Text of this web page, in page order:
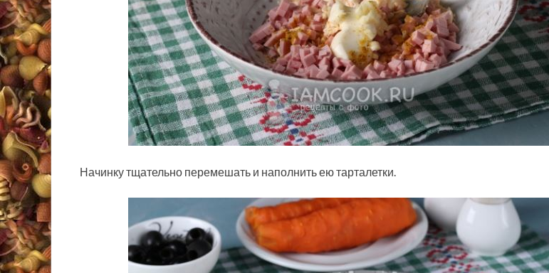
Начинку тщательно перемешать и наполнить ею тарталетки.